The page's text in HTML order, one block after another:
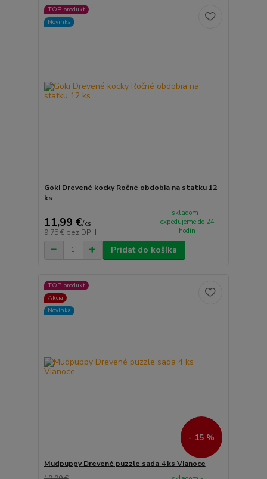
TOP produkt
Novinka
Goki Drevené kocky Ročné obdobia na statku 12
ks
11,99 €/ks
9,75 € bez DPH
skladom -
expedujeme do 24
hodín
Pridať do košíka
TOP produkt
Akcia
Novinka
- 15 %
Mudpuppy Drevené puzzle sada 4 ks Vianoce